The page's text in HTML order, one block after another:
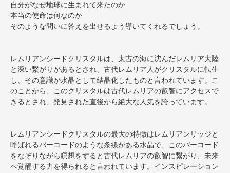
自分がなぜ地球に生まれて来たのか
本当の使命は何なのか
そのような問いに答えを出せるよう導いてくれるでしょう。
レムリアンシードクリスタルは、太古の海に沈んだレムリア大陸
と深い繋がりがあるとされ、古代レムリア人がクリスタルに転生
し、その意識が水晶として結晶化したものと言われています。こ
のことから、このクリスタルは古代レムリアの叡智にアクセスで
きるとされ、発見された直後から絶大な人気を誇っています。
レムリアンシードクリスタルの最大の特徴はレムリアンリッジと
呼ばれるバーコードのような条線がある水晶で、このバーコード
をなぞりながら瞑想をすると古代レムリアの叡智に繋がり、未来
へ覚醒する力を得られると言われています。インスピレーション